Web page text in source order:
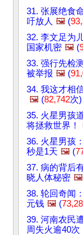
31. 张展绝食
吁放人 🖼️ (
32. 李文足为
国家机密 🖼️ (
33. 强行先检
被举报 🖼️ (
34. 我这才相
🖼️ (82,742次)
35. 火星男孩
将拯救世界！
36. 火星男孩
秒是1天 🖼️ (
37. 病的背后
晓人体秘密 🖼️
38. 轮回奇闻
元钱 🖼️ (
39. 河南农民
周失火逾40次